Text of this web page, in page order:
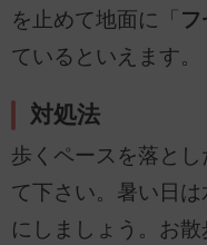
を止めて地面に「 フ
ているといえます。
対処法
歩くペースを落と
て下さい。暑い日
にしましょう。お